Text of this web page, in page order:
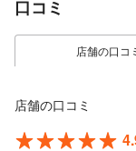
口コミ
店舗の口コ
店舗の口コミ